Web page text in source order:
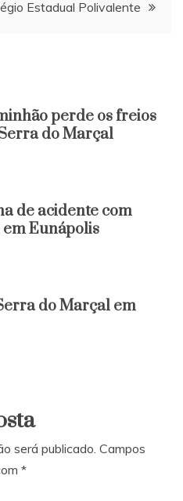
Estadual Polivalente
perde os freios
do Marçal
de acidente com
Eunápolis
do Marçal em
será publicado. Campos
*